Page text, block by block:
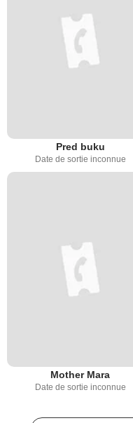
Pred buku
Date de sortie inconnue
Mother Mara
Date de sortie inconnue